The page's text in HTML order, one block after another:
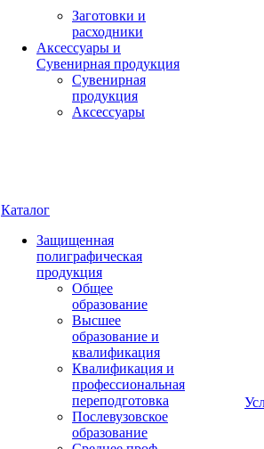
Заготовки и
расходники
Аксессуары и
Сувенирная продукция
Сувенирная
продукция
Аксессуары
Каталог
Защищенная
полиграфическая
продукция
Общее
образование
Высшее
образование и
квалификация
Квалификация и
профессиональная
переподготовка
Послевузовское
образование